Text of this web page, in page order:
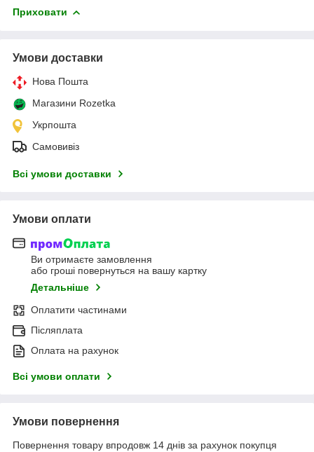
Приховати
Умови доставки
Нова Пошта
Магазини Rozetka
Укрпошта
Самовивіз
Всі умови доставки
Умови оплати
Ви отримаєте замовлення
або гроші повернуться на вашу картку
Детальніше
Оплатити частинами
Післяплата
Оплата на рахунок
Всі умови оплати
Умови повернення
Повернення товару впродовж 14 днів за рахунок покупця